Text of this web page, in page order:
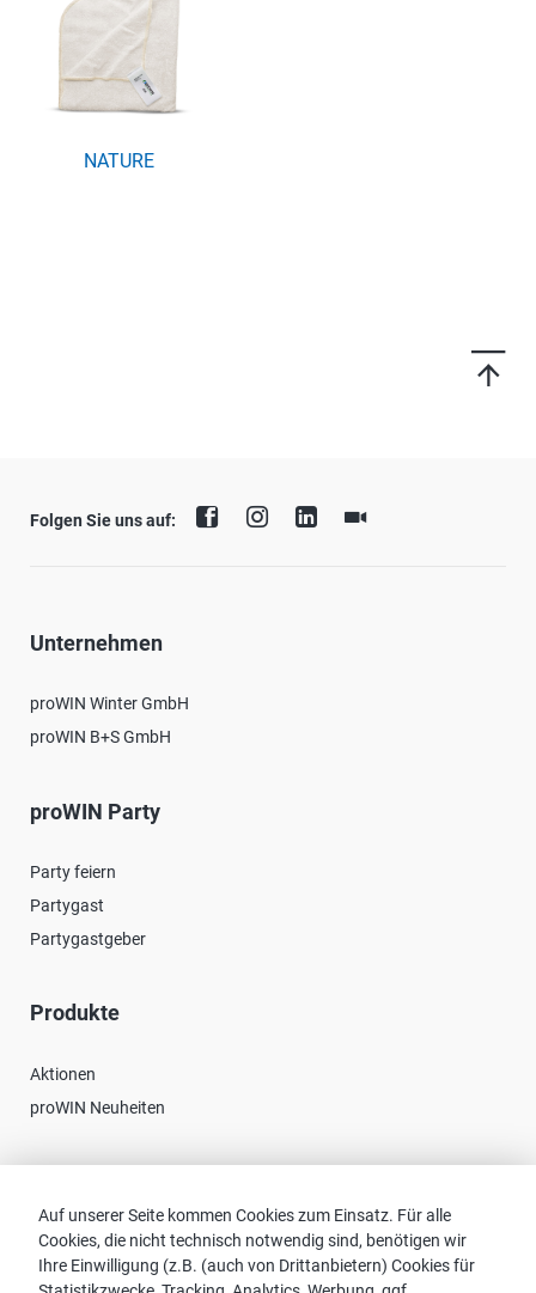
NATURE
Auf unserer Seite kommen Cookies zum Einsatz. Für alle
Cookies, die nicht technisch notwendig sind, benötigen wir
Ihre Einwilligung (z.B. (auch von Drittanbietern) Cookies für
Folgen Sie uns auf:
Unternehmen
proWIN Winter GmbH
proWIN B+S GmbH
proWIN Party
Party feiern
Partygast
Partygastgeber
Produkte
Aktionen
proWIN Neuheiten
Vertriebspartnersuche
Kontakt zu proWIN